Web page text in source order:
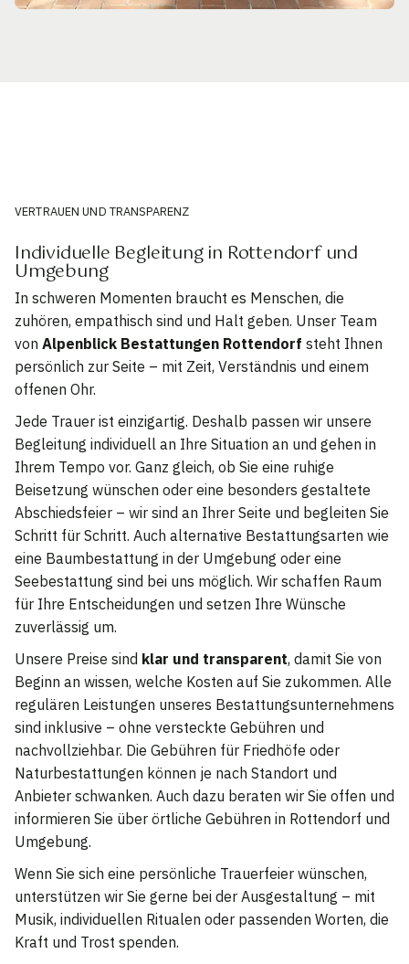
VERTRAUEN UND TRANSPARENZ
Individuelle Begleitung in Rottendorf und
Umgebung
In schweren Momenten braucht es Menschen, die
zuhören, empathisch sind und Halt geben. Unser Team
von Alpenblick Bestattungen Rottendorf steht Ihnen
persönlich zur Seite – mit Zeit, Verständnis und einem
offenen Ohr.
Jede Trauer ist einzigartig. Deshalb passen wir unsere
Begleitung individuell an Ihre Situation an und gehen in
Ihrem Tempo vor. Ganz gleich, ob Sie eine ruhige
Beisetzung wünschen oder eine besonders gestaltete
Abschiedsfeier – wir sind an Ihrer Seite und begleiten Sie
Schritt für Schritt. Auch alternative Bestattungsarten wie
eine Baumbestattung in der Umgebung oder eine
Seebestattung sind bei uns möglich. Wir schaffen Raum
für Ihre Entscheidungen und setzen Ihre Wünsche
zuverlässig um.
Unsere Preise sind klar und transparent, damit Sie von
Beginn an wissen, welche Kosten auf Sie zukommen. Alle
regulären Leistungen unseres Bestattungsunternehmens
sind inklusive – ohne versteckte Gebühren und
nachvollziehbar. Die Gebühren für Friedhöfe oder
Naturbestattungen können je nach Standort und
Anbieter schwanken. Auch dazu beraten wir Sie offen und
informieren Sie über örtliche Gebühren in Rottendorf und
Umgebung.
Wenn Sie sich eine persönliche Trauerfeier wünschen,
unterstützen wir Sie gerne bei der Ausgestaltung – mit
Musik, individuellen Ritualen oder passenden Worten, die
Kraft und Trost spenden.